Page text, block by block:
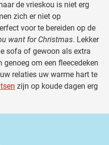
de vrieskou is niet erg
zich er niet op
voor te bereiden op de
want for Christmas. Lekker
sofa of gewoon als extra
om een fleecedeken
relaties uw warme hart te
zijn op koude dagen erg